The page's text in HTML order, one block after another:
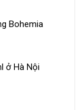
Bohemia
ở Hà Nội